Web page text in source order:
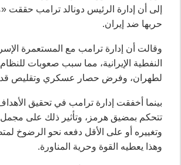
إلى أن إدارة الرئيس دونالد ترامب
حربها ضد إيران.
وقالت أن إدارة ترامب مع المستعمرة
النفطية الإيرانية، مما سبب صعوبات
لطهران، وفرض حصار عسكري وتقليص
بينما أخفقت إدارة ترامب في تحقيق
تتحكم بمضيق هرمز، وتأثير ذلك على مجمل
وتغييره أو على الأقل دفعه نحو الرضوخ
وهذا يعطيه القوة وحرية المناورة.